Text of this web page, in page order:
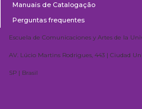
Manuais de Catalogação
Perguntas frequentes
Escuela de Comunicaciones y Artes de la
AV. Lúcio Martins Rodrigues, 443 | Ciudad
SP | Brasil